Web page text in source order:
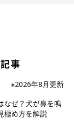
なくなってしま
事
※2026年8月更新
なぜ？犬が鼻を鳴
極め方を解説